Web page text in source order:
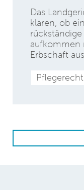
Das
klären, ob
aufkommen
Erbschaft
Pflegerecht